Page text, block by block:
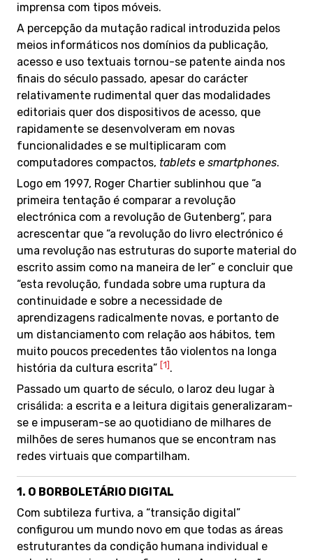
imprensa com tipos móveis.
A percepção da mutação radical introduzida pelos
meios informáticos nos domínios da publicação,
acesso e uso textuais tornou-se patente ainda nos
finais do século passado, apesar do carácter
relativamente rudimental quer das modalidades
editoriais quer dos dispositivos de acesso, que
rapidamente se desenvolveram em novas
funcionalidades e se multiplicaram com
computadores compactos, tablets e smartphones.
Logo em 1997, Roger Chartier sublinhou que “a
primeira tentação é comparar a revolução
electrónica com a revolução de Gutenberg”, para
acrescentar que “a revolução do livro electrónico é
uma revolução nas estruturas do suporte material do
escrito assim como na maneira de ler” e concluir que
“esta revolução, fundada sobre uma ruptura da
continuidade e sobre a necessidade de
aprendizagens radicalmente novas, e portanto de
um distanciamento com relação aos hábitos, tem
muito poucos precedentes tão violentos na longa
história da cultura escrita” [1] .
Passado um quarto de século, o laroz deu lugar à
crisálida: a escrita e a leitura digitais generalizaram-
se e impuseram-se ao quotidiano de milhares de
milhões de seres humanos que se encontram nas
redes virtuais que compartilham.
1. O BORBOLETÁRIO DIGITAL
Com subtileza furtiva, a “transição digital”
configurou um mundo novo em que todas as áreas
estruturantes da condição humana individual e